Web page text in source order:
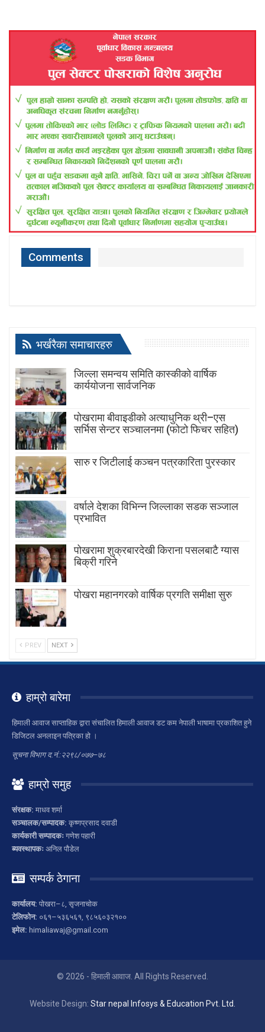
Comments
भर्खरैका समाचारहरु
जिल्ला समन्वय समिति कास्कीको वार्षिक
कार्ययोजना सार्वजनिक
पोखरामा बीवाइडीको अत्याधुनिक थ्री–एस
सर्भिस सेन्टर सञ्चालनमा (फोटो फिचर सहित)
सारु र जिटीलाई कञ्चन पत्रकारिता पुरस्कार
वर्षाले देशका विभिन्न जिल्लाका सडक सञ्जाल
प्रभावित
पोखरामा शुक्रबारदेखी किराना पसलबाटै ग्यास
बिक्री गरिने
पोखरा महानगरको वार्षिक प्रगति समीक्षा सुरु
PREV NEXT
हाम्रो बारेमा
हिमाली आवाज साप्ताहिक द्वारा संचालित हिमाली आवाज डट कम नेपाली भाषामा प्रकाशित हुने
डिजिटल अनलाइन पत्रिका हो ।
सूचना विभाग द.नं.:२२९८/०७७–७८
हाम्रो समुह
संरक्षक: माधव शर्मा
सञ्चालक/सम्पादक: कृष्णप्रसाद दवाडी
कार्यकारी सम्पादकः गणेश पहारी
ब्यवस्थापकः अनिल पौडेल
सम्पर्क ठेगाना
कार्यालय: पोखरा–८, सृजनाचोक
टेलिफोन: ०६१–५३६५६१, ९८५६०३२१००
इमेल: himaliawaj@gmail.com
© 2026 - हिमाली आवाज. All Rights Reserved.
Website Design: Star nepal Infosys & Education Pvt. Ltd.